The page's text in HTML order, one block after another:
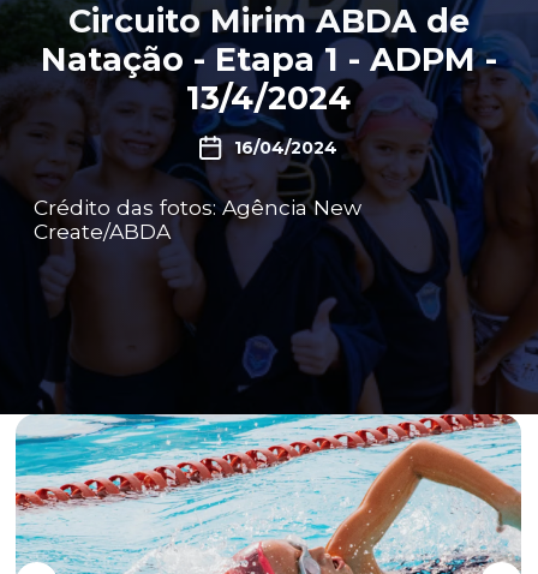
Circuito Mirim ABDA de
Natação - Etapa 1 - ADPM -
13/4/2024
16/04/2024
Crédito das fotos: Agência New
Create/ABDA